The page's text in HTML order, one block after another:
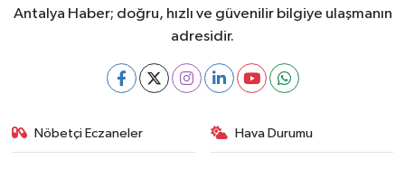
Antalya Haber; doğru, hızlı ve güvenilir bilgiye ulaşmanın
adresidir.
Nöbetçi Eczaneler Hava Durumu